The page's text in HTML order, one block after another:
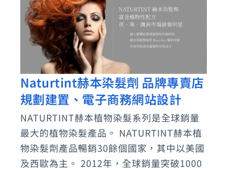
Naturtint赫本染髮劑 品牌專賣店
規劃建置、電子商務網站設計
NATURTINT赫本植物染髮系列是全球銷量
最大的植物染髮產品。 NATURTINT赫本植
物染髮劑產品暢銷30餘個國家，其中以美國
及西歐為主。 2012年，全球銷量突破1000
Naturtint
赫
本
染
髮
劑